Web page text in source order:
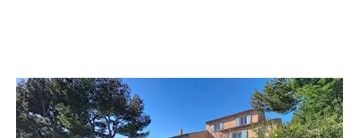
PARADOU 13
176,10 m2, 5 pièces
Ref : 97